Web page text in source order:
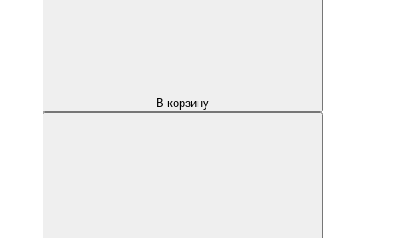
В корзину